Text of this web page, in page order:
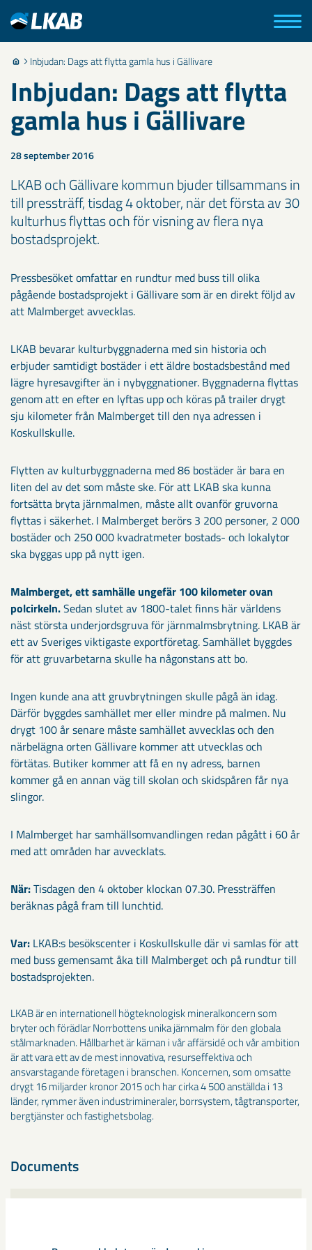
Inbjudan: Dags att flytta gamla hus i Gällivare
Inbjudan: Dags att flytta
gamla hus i Gällivare
28 september 2016
LKAB och Gällivare kommun bjuder tillsammans in
till pressträff, tisdag 4 oktober, när det första av 30
kulturhus flyttas och för visning av flera nya
bostadsprojekt.
Pressbesöket omfattar en rundtur med buss till olika
pågående bostadsprojekt i Gällivare som är en direkt följd av
att Malmberget avvecklas.
LKAB bevarar kulturbyggnaderna med sin historia och
erbjuder samtidigt bostäder i ett äldre bostadsbestånd med
lägre hyresavgifter än i nybyggnationer. Byggnaderna flyttas
genom att en efter en lyftas upp och köras på trailer drygt
sju kilometer från Malmberget till den nya adressen i
Koskullskulle.
Flytten av kulturbyggnaderna med 86 bostäder är bara en
liten del av det som måste ske. För att LKAB ska kunna
fortsätta bryta järnmalmen, måste allt ovanför gruvorna
flyttas i säkerhet. I Malmberget berörs 3 200 personer, 2 000
bostäder och 250 000 kvadratmeter bostads- och lokalytor
ska byggas upp på nytt igen.
Malmberget, ett samhälle ungefär 100 kilometer ovan
polcirkeln.Sedan slutet av 1800-talet finns här världens
näst största underjordsgruva för järnmalmsbrytning. LKAB är
ett av Sveriges viktigaste exportföretag. Samhället byggdes
för att gruvarbetarna skulle ha någonstans att bo.
Ingen kunde ana att gruvbrytningen skulle pågå än idag.
Därför byggdes samhället mer eller mindre på malmen. Nu
drygt 100 år senare måste samhället avvecklas och den
närbelägna orten Gällivare kommer att utvecklas och
förtätas. Butiker kommer att få en ny adress, barnen
kommer gå en annan väg till skolan och skidspåren får nya
slingor.
I Malmberget har samhällsomvandlingen redan pågått i 60 år
med att områden har avvecklats.
När:Tisdagen den 4 oktober klockan 07.30. Pressträffen
beräknas pågå fram till lunchtid.
Var: LKAB:s besökscenter i Koskullskulle där vi samlas för att
med buss gemensamt åka till Malmberget och på rundtur till
bostadsprojekten.
LKAB är en internationell högteknologisk mineralkoncern som
bryter och förädlar Norrbottens unika järnmalm för den globala
stålmarknaden. Hållbarhet är kärnan i vår affärsidé och vår ambition
är att vara ett av de mest innovativa, resurseffektiva och
ansvarstagande företagen i branschen. Koncernen, som omsatte
drygt 16 miljarder kronor 2015 och har cirka 4 500 anställda i 13
länder, rymmer även industrimineraler, borrsystem, tågtransporter,
bergtjänster och fastighetsbolag.
Documents
Pressinbjudan_LKAB_Gällivare kommun_Flytt a